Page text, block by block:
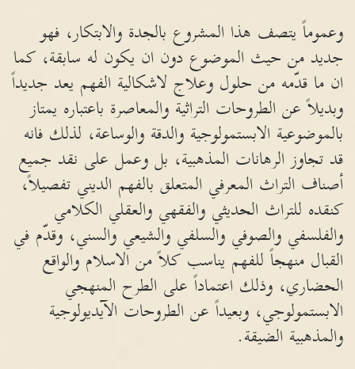
وعموماً يتصف هذا المشروع بالجدة والابتكار، فهو
جديد من حيث الموضوع دون ان يكون له سابقة، كما
ان ما قدّمه من حلول وعلاج لاشكالية الفهم يعد جديداً
وبديلاً عن الطروحات التراثية والمعاصرة باعتباره يمتاز
بالموضوعية الابستمولوجية والدقة والوساعة، لذلك فانه
قد تجاوز الرهانات المذهبية، بل وعمل على نقد جميع
أصناف التراث المعرفي المتعلق بالفهم الديني تفصيلاً،
كنقده للتراث الحديثي والفقهي والعقلي الكلامي
والفلسفي والصوفي والسلفي والشيعي والسني، وقدّم في
القبال منهجاً للفهم يناسب كلاً من الاسلام والواقع
الحضاري، وذلك اعتماداً على الطرح المنهجي
الابستمولوجي، وبعيداً عن الطروحات الآيديولوجية
والمذهبية الضيقة.